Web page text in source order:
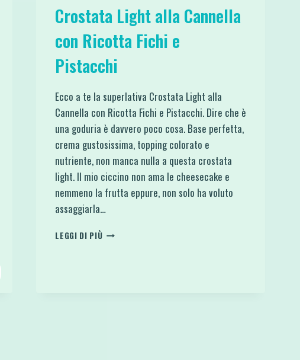
Crostata Light alla Cannella
con Ricotta Fichi e
Pistacchi
Ecco a te la superlativa Crostata Light alla
Cannella con Ricotta Fichi e Pistacchi. Dire che è
una goduria è davvero poco cosa. Base perfetta,
crema gustosissima, topping colorato e
nutriente, non manca nulla a questa crostata
light. Il mio ciccino non ama le cheesecake e
nemmeno la frutta eppure, non solo ha voluto
assaggiarla…
LEGGI DI PIÙCROSTATA